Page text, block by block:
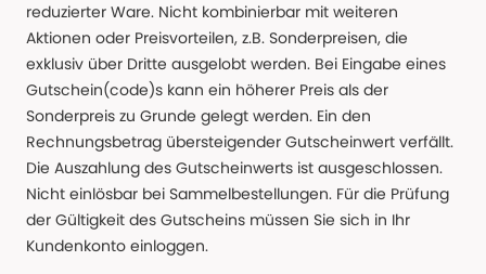
reduzierter Ware. Nicht kombinierbar mit weiteren
Aktionen oder Preisvorteilen, z.B. Sonderpreisen, die
exklusiv über Dritte ausgelobt werden. Bei Eingabe eines
Gutschein(code)s kann ein höherer Preis als der
Sonderpreis zu Grunde gelegt werden. Ein den
Rechnungsbetrag übersteigender Gutscheinwert verfällt.
Die Auszahlung des Gutscheinwerts ist ausgeschlossen.
Nicht einlösbar bei Sammelbestellungen. Für die Prüfung
der Gültigkeit des Gutscheins müssen Sie sich in Ihr
Kundenkonto einloggen.